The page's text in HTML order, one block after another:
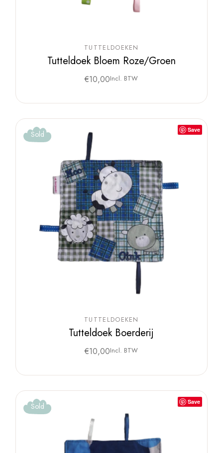
TUTTELDOEKEN
Tutteldoek Bloem Roze/Groen
€10,00Incl. BTW
Save
Sold
TUTTELDOEKEN
Tutteldoek Boerderij
€10,00Incl. BTW
Save
Sold